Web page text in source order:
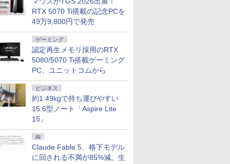
RTX 5070 Ti搭載の記念PCを
49万9,800円で発売
ゲーミング
認定再生メモリ採用のRTX
5080/5070 Ti搭載ゲーミング
PC、ユニットコムから
ビジネス
約1.49kgで持ち運びやすい
15.6型ノート「Aspire Lite
15」
AI
Claude Fable 5、格下モデル
に回される不満が85%減。生